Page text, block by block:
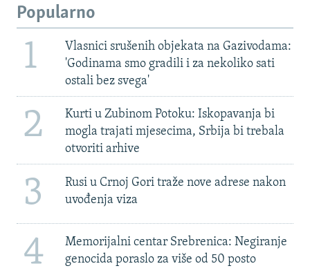
Popularno
1
Vlasnici srušenih objekata na Gazivodama:
'Godinama smo gradili i za nekoliko sati
ostali bez svega'
2
Kurti u Zubinom Potoku: Iskopavanja bi
mogla trajati mjesecima, Srbija bi trebala
otvoriti arhive
3
Rusi u Crnoj Gori traže nove adrese nakon
uvođenja viza
4
Memorijalni centar Srebrenica: Negiranje
genocida poraslo za više od 50 posto